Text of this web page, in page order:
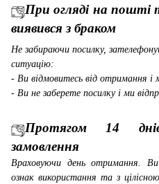
При огляді на пошті
виявився з браком
Не забираючи посилку,
ситуацію:
- Ви відмовитесь від отримання
- Ви не заберете посилку і ми
Протягом 14
замовлення
Враховуючи день отримання.
ознак використання та з